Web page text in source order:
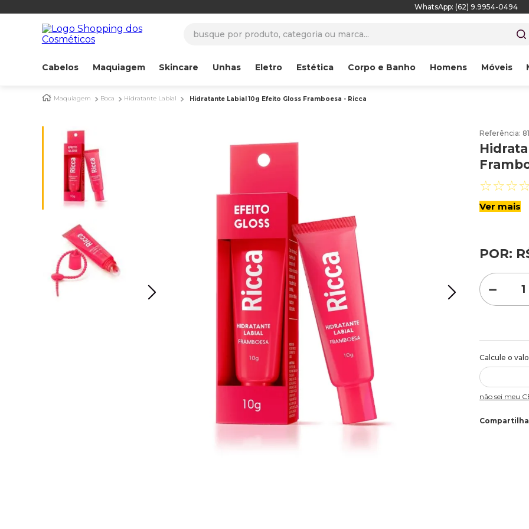
WhatsApp: (62) 9.9954-0494
Cabelos Maquiagem Skincare Unhas Eletro Estética Corpo e Banho Homens Móveis
Maquiagem Boca Hidratante Labial Hidratante Labial 10g Efeito Gloss Framboesa - Ricca
Referência:
☆☆☆
Ver mais
POR:
－
Não sei meu